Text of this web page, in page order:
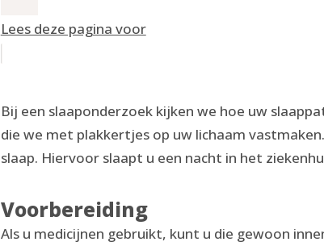
Lees deze pagina voor
Bij een slaaponderzoek kijken we hoe uw
die we met plakkertjes op uw lichaam
slaap. Hiervoor slaapt u een nacht in het
Voorbereiding
Als u medicijnen gebruikt, kunt u die gewoon